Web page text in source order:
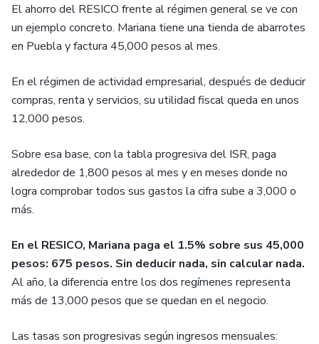
El ahorro del RESICO frente al régimen general se ve con
un ejemplo concreto. Mariana tiene una tienda de abarrotes
en Puebla y factura 45,000 pesos al mes.
En el régimen de actividad empresarial, después de deducir
compras, renta y servicios, su utilidad fiscal queda en unos
12,000 pesos.
Sobre esa base, con la tabla progresiva del ISR, paga
alrededor de 1,800 pesos al mes y en meses donde no
logra comprobar todos sus gastos la cifra sube a 3,000 o
más.
En el RESICO, Mariana paga el 1.5% sobre sus 45,000
pesos: 675 pesos. Sin deducir nada, sin calcular nada.
Al año, la diferencia entre los dos regímenes representa
más de 13,000 pesos que se quedan en el negocio.
Las tasas son progresivas según ingresos mensuales: